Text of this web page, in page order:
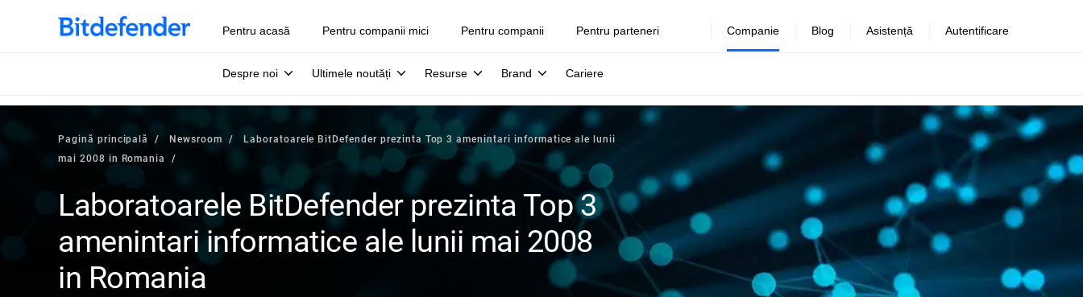
Pentru acasă Pentru companii mici Pentru companii Pentru parteneri Companie
Despre noi Ultimele noutăți Resurse Brand Cariere
Blog Asistență Autentificare
Pagină principală Newsroom
Laboratoarele BitDefender prezinta Top 3 amenintari informatice ale lunii
mai 2008 in Romania
Laboratoarele BitDefender prezinta Top 3
amenintari informatice ale lunii mai 2008
in Romania